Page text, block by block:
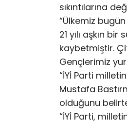
sıkıntılarına
“Ülkemiz
21 yılı aşkın
kaybetmiştir.
Gençlerimiz
“İYİ Parti
Mustafa
olduğunu
“İYİ Parti,